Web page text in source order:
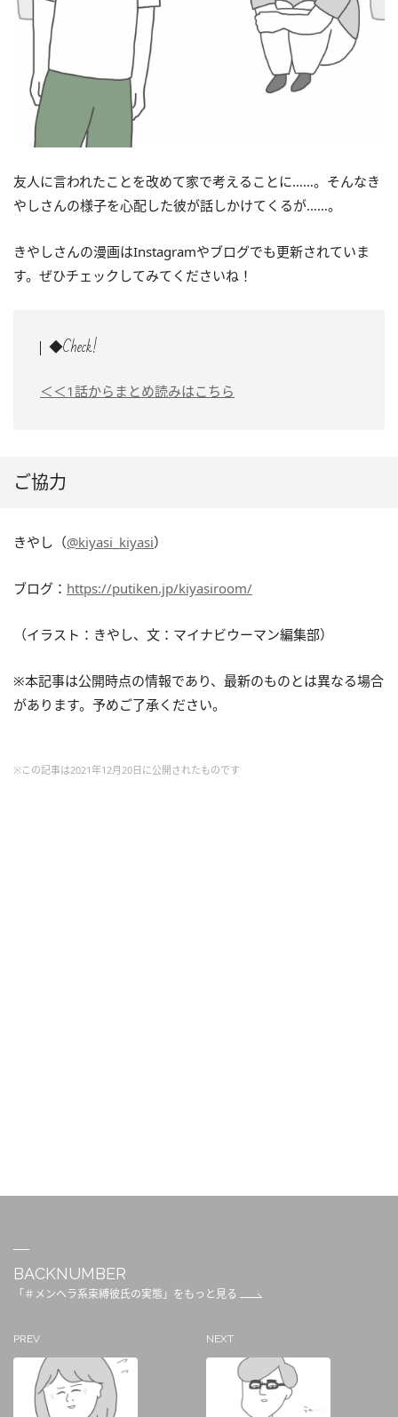
友人に言われたことを改めて家で考えることに……。そんなき
やしさんの様子を心配した彼が話しかけてくるが……。
きやしさんの漫画はInstagramやブログでも更新されていま
す。ぜひチェックしてみてくださいね！
◆Check!
＜＜1話からまとめ読みはこちら
ご協力
きやし（@kiyasi_kiyasi）
ブログ： https://putiken.jp/kiyasiroom/
（イラスト：きやし、文：マイナビウーマン編集部）
※本記事は公開時点の情報であり、最新のものとは異なる場合
があります。予めご了承ください。
※この記事は2021年12月20日に公開されたものです
BACKNUMBER
「＃メンヘラ系束縛彼氏の実態」をもっと見る
PREV NEXT